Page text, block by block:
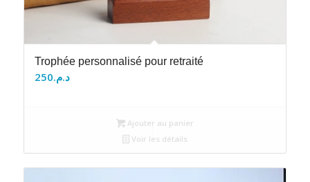
Trophée personnalisé pour retraité
د.م.250
Ajouter au panier
Voir les détails